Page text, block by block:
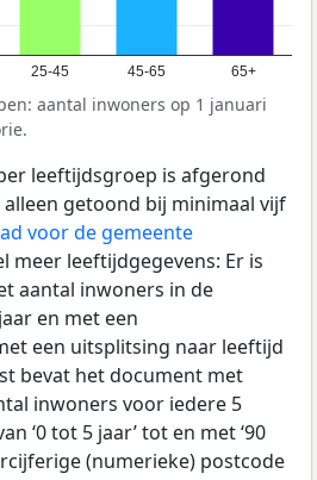
25-45 45-65 65+
aantal inwoners op 1 januari
leeftijdsgroep is afgerond
getoond bij minimaal vijf
voor de gemeente
meer leeftijdgegevens: Er is
aantal inwoners in de
en met een
een uitsplitsing naar leeftijd
bevat het document met
inwoners voor iedere 5
‘0 tot 5 jaar’ tot en met ‘90
(numerieke) postcode